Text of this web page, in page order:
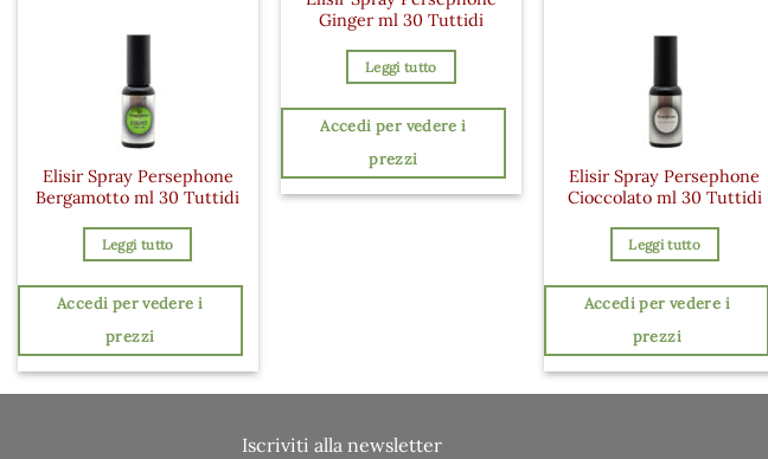
Elisir Spray Persephone
Bergamotto ml 30 Tuttidi
Leggi tutto
Accedi per vedere i
prezzi
Ginger ml 30 Tuttidi
Leggi tutto
Accedi per vedere i
prezzi
Elisir Spray Persephone
Cioccolato ml 30 Tuttidi
Leggi tutto
Accedi per vedere i
prezzi
Iscriviti alla newsletter